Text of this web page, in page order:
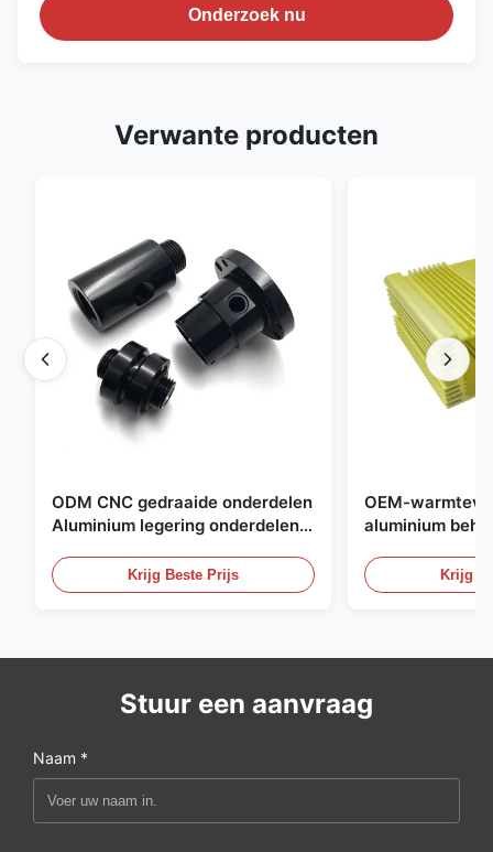
Onderzoek nu
Verwante producten
ODM CNC gedraaide onderdelen
Aluminium legering onderdelen
Krijg Beste Prijs
OEM-
aluminium
Krijg
Stuur een aanvraag
Naam *